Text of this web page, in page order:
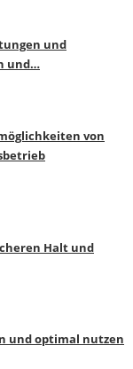
und
und…
von
Halt und
und optimal nutzen